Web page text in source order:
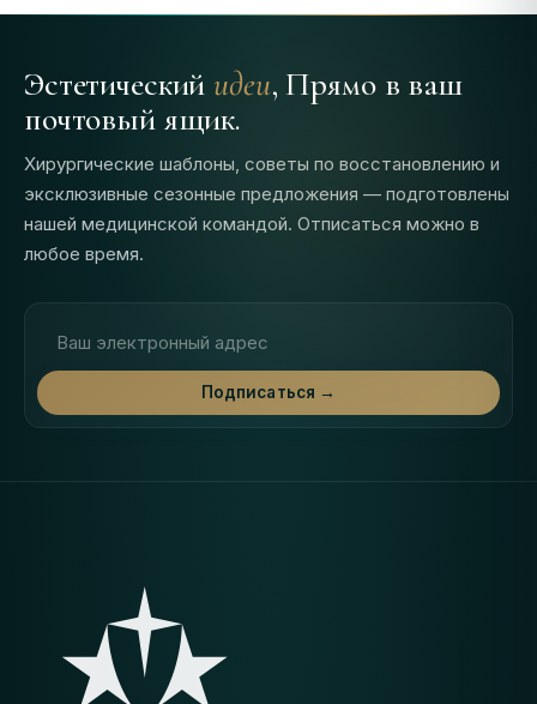
Эстетический идеи, Прямо в ваш
почтовый ящик.
Хирургические шаблоны, советы по восстановлению и
эксклюзивные сезонные предложения — подготовлены
нашей медицинской командой. Отписаться можно в
любое время.
Подписаться →